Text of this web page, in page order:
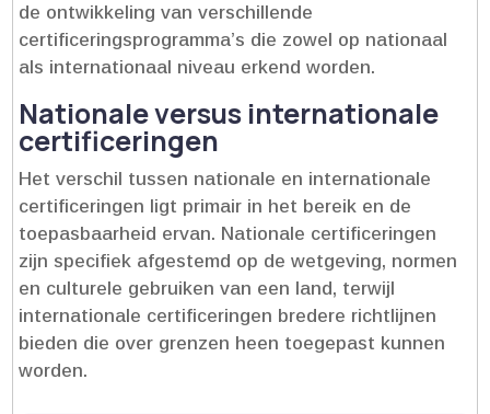
de ontwikkeling van verschillende
certificeringsprogramma’s die zowel op nationaal
als internationaal niveau erkend worden.​
Nationale versus internationale
certificeringen
Het verschil tussen nationale en internationale
certificeringen ligt primair in het bereik en de
toepasbaarheid ervan.​ Nationale certificeringen
zijn specifiek afgestemd op de wetgeving, normen
en culturele gebruiken van een land, terwijl
internationale certificeringen bredere richtlijnen
bieden die over grenzen heen toegepast kunnen
worden.​